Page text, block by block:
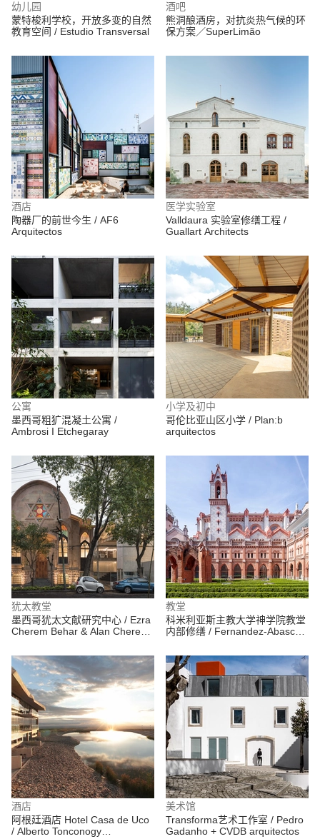
幼儿园
蒙特梭利学校，开放多变的自然
教育空间 / Estudio Transversal
酒吧
熊洞酿酒房，对抗炎热气候的环
保方案／SuperLimão
酒店
陶器厂的前世今生 / AF6
Arquitectos
医学实验室
Valldaura 实验室修缮工程 /
Guallart Architects
公寓
墨西哥粗犷混凝土公寓 /
Ambrosi I Etchegaray
小学及初中
哥伦比亚山区小学 / Plan:b
arquitectos
犹太教堂
墨西哥犹太文献研究中心 / Ezra
Cherem Behar & Alan Cherem
教堂
科米利亚斯主教大学神学院教堂
内部修缮 / Fernandez-Abascal
Barrientos + UPArquitectos
酒店
阿根廷酒店 Hotel Casa de Uco
/ Alberto Tonconogy
美术馆
Transforma艺术工作室 / Pedro
Gadanho + CVDB arquitectos